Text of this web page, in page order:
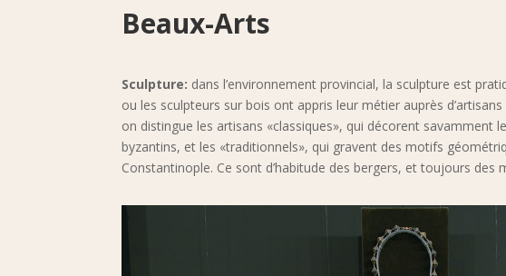
Beaux-Arts
Sculpture: dans l’environnement provincial, la sculpture est
ou les sculpteurs sur bois ont appris leur métier auprès
on distingue les artisans «classiques», qui décorent savamment
byzantins, et les «traditionnels», qui gravent des motifs
Constantinople. Ce sont d’habitude des bergers, et toujours des